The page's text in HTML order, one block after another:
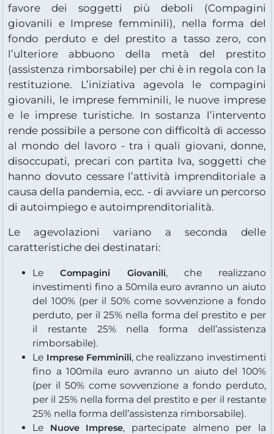
favore dei soggetti più deboli (Compagini
giovanili e Imprese femminili), nella forma del
fondo perduto e del prestito a tasso zero, con
l’ulteriore abbuono della metà del prestito
(assistenza rimborsabile) per chi è in regola con la
restituzione. L’iniziativa agevola le compagini
giovanili, le imprese femminili, le nuove imprese
e le imprese turistiche. In sostanza l’intervento
rende possibile a persone con difficoltà di accesso
al mondo del lavoro - tra i quali giovani, donne,
disoccupati, precari con partita Iva, soggetti che
hanno dovuto cessare l’attività imprenditoriale a
causa della pandemia, ecc. - di avviare un percorso
di autoimpiego e autoimprenditorialità.
Le agevolazioni variano a seconda delle
caratteristiche dei destinatari:
LeCompagini Giovanili, che realizzano
investimenti fino a 50mila euro avranno un aiuto
del 100% (per il 50% come sovvenzione a fondo
perduto, per il 25% nella forma del prestito e per
il restante 25% nella forma dell’assistenza
rimborsabile).
Le Imprese Femminili, che realizzano investimenti
fino a 100mila euro avranno un aiuto del 100%
(per il 50% come sovvenzione a fondo perduto,
per il 25% nella forma del prestito e per il restante
25% nella forma dell’assistenza rimborsabile).
Le Nuove Imprese, partecipate almeno per la